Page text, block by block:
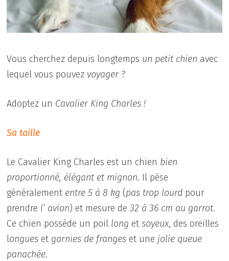
Vous cherchez depuis longtemps un petit chien avec
lequel vous pouvez voyager ?
Adoptez un Cavalier King Charles !
Sa taille
Le Cavalier King Charles est un chien bien
proportionné, élégant et mignon. Il pèse
généralement entre 5 à 8 kg (pas trop lourd pour
prendre l’ avion) et mesure de 32 à 36 cm au garrot.
Ce chien possède un poil long etsoyeux, des oreilles
longues et garnies de franges et une jolie queue
panachée.